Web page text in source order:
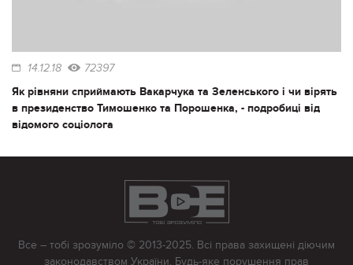
14.12.18 72397
Як рівняни сприймають Вакарчука та Зеленського і чи вірять
в президенство Тимошенко та Порошенка, - подробиці від
відомого соціолога
Все – тобі зрозуміло © 2013-2025. Всі права захищені діючим
законодавством України. Будь-яке порушення прав